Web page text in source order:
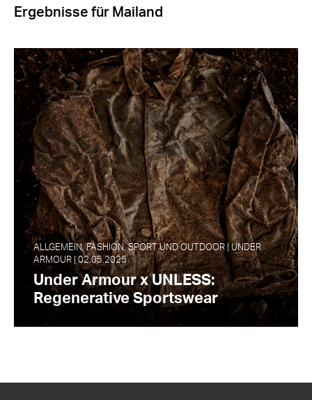
Ergebnisse für Mailand
ALLGEMEIN, FASHION, SPORT UND OUTDOOR | UNDER
ARMOUR | 02.05.2025
Under Armour x UNLESS:
Regenerative Sportswear